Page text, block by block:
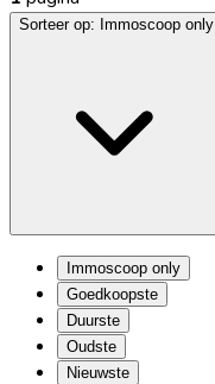
Sorteer op: Immoscoop only
Immoscoop only
Goedkoopste
Duurste
Oudste
Nieuwste